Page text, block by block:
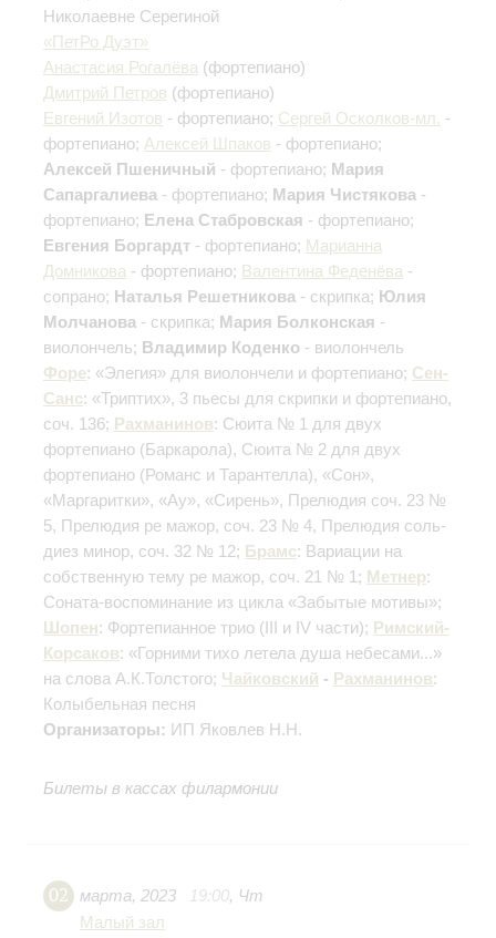
Николаевне Серегиной
«ПетРо Дуэт»
Анастасия Рогалёва (фортепиано)
Дмитрий Петров (фортепиано)
Евгений Изотов - фортепиано; Сергей Осколков-мл. -
фортепиано; Алексей Шпаков - фортепиано;
Алексей Пшеничный - фортепиано; Мария
Сапаргалиева - фортепиано; Мария Чистякова -
фортепиано; Елена Стабровская - фортепиано;
Евгения Боргардт - фортепиано; Марианна
Домникова - фортепиано; Валентина Феденёва -
сопрано; Наталья Решетникова - скрипка; Юлия
Молчанова - скрипка; Мария Болконская -
виолончель; Владимир Коденко - виолончель
Форе: «Элегия» для виолончели и фортепиано; Сен-
Санс: «Триптих», 3 пьесы для скрипки и фортепиано,
соч. 136; Рахманинов: Сюита № 1 для двух
фортепиано (Баркарола), Сюита № 2 для двух
фортепиано (Романс и Тарантелла), «Сон»,
«Маргаритки», «Ау», «Сирень», Прелюдия соч. 23 №
5, Прелюдия ре мажор, соч. 23 № 4, Прелюдия соль-
диез минор, соч. 32 № 12; Брамс: Вариации на
собственную тему ре мажор, соч. 21 № 1; Метнер:
Соната-воспоминание из цикла «Забытые мотивы»;
Шопен: Фортепианное трио (III и IV части); Римский-
Корсаков: «Горними тихо летела душа небесами...»
на слова А.К.Толстого; Чайковский - Рахманинов:
Колыбельная песня
Организаторы: ИП Яковлев Н.Н.
Билеты в кассах филармонии
02 марта, 2023 19:00, Чт
Малый зал